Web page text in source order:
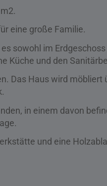
eine große Familie.
sowohl im
Küche und den
Das Haus wird möbliert
in einem davon
und eine